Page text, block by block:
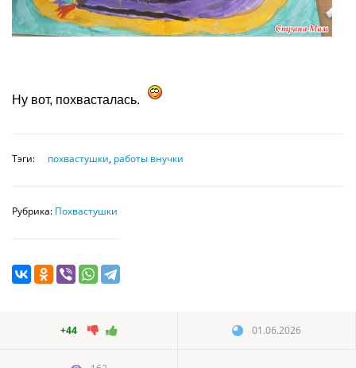
Ну вот, похвасталась.
Тэги: похвастушки, работы внучки
Рубрика: Похвастушки
+44 01.06.2026